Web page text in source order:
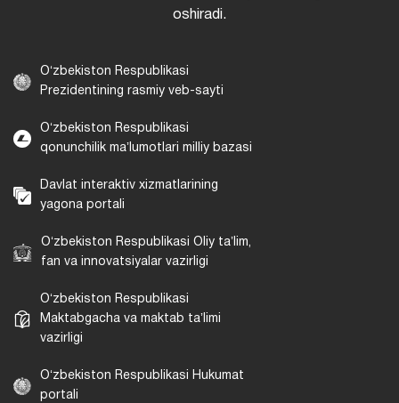
oshiradi.
Oʻzbekiston Respublikasi
Prezidentining rasmiy veb-sayti
Oʻzbekiston Respublikasi
qonunchilik maʼlumotlari milliy bazasi
Davlat interaktiv xizmatlarining
yagona portali
Oʻzbekiston Respublikasi Oliy taʼlim,
fan va innovatsiyalar vazirligi
Oʻzbekiston Respublikasi
Maktabgacha va maktab taʼlimi
vazirligi
Oʻzbekiston Respublikasi Hukumat
portali